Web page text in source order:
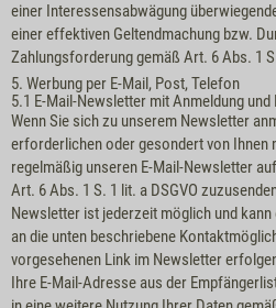
einer Interessensabwägung
einer effektiven Geltendmachung bzw.
Zahlungsforderung gemäß Art. 6 Abs. 1
5. Werbung per E-Mail, Post, Telefon
5.1 E-Mail-Newsletter mit Anmeldung
Wenn Sie sich zu unserem Newsletter
erforderlichen oder gesondert von Ihnen
regelmäßig unseren E-Mail-Newsletter
Art. 6 Abs. 1 S. 1 lit. a DSGVO
Newsletter ist jederzeit möglich und
an die unten beschriebene
vorgesehenen Link im Newsletter
Ihre E-Mail-Adresse aus der